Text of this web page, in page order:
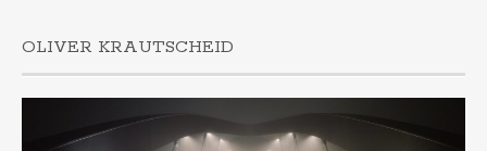
OLIVER KRAUTSCHEID